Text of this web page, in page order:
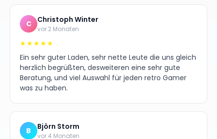
C Christoph Winter
vor 2 Monaten
★★★★★
Ein sehr guter Laden, sehr nette Leute die uns gleich
herzlich begrüßten, desweiteren eine sehr gute
Beratung, und viel Auswahl für jeden retro Gamer
was zu haben.
B Björn Storm
vor 4 Monaten